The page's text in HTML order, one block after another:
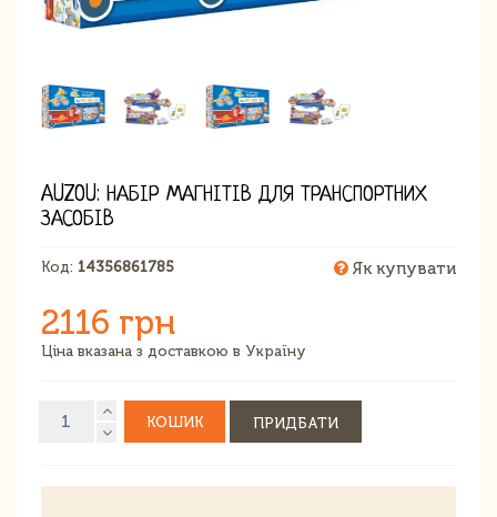
AUZOU: НАБІР МАГНІТІВ ДЛЯ ТРАНСПОРТНИХ
ЗАСОБІВ
Код: 14356861785 Як купувати
2116 грн
Ціна вказана з доставкою в Україну
КОШИК ПРИДБАТИ